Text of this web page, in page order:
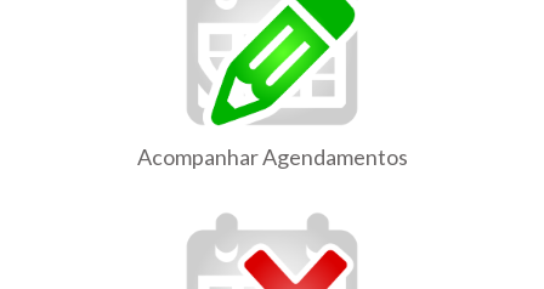
Acompanhar Agendamentos